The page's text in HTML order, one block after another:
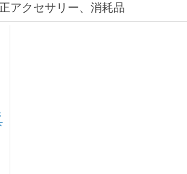
アクセサリー、消耗品